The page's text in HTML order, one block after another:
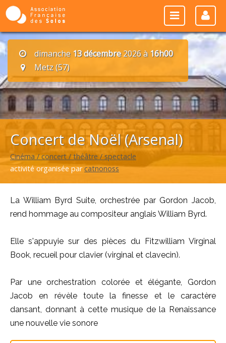
dimanche 13 décembre2026 à 16h00
Metz (57)
Concert de Noël (Arsenal)
Cinéma / concert / théâtre / spectacle
activité organisée parcatnonoss
La William Byrd Suite, orchestrée par Gordon Jacob,
rend hommage au compositeur anglais William Byrd.
Elle s'appuyie sur des pièces du Fitzwilliam Virginal
Book, recueil pour clavier (virginal et clavecin).
Par une orchestration colorée et élégante, Gordon
Jacob en révèle toute la finesse et le caractère
dansant, donnant à cette musique de la Renaissance
une nouvelle vie sonore